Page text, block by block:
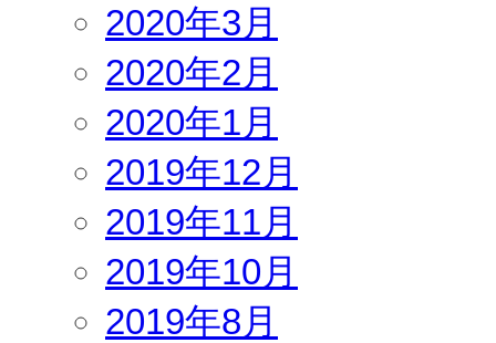
2020年3月
2020年2月
2020年1月
2019年12月
2019年11月
2019年10月
2019年8月